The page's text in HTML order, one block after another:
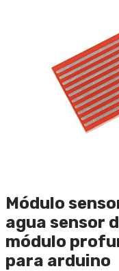
Módulo
agua sensor
módulo
para arduino